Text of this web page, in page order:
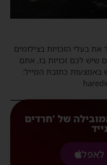
בעלי הזכויות בצילומים
שיש לכם זכויות בו, אתם
באמצעות כתובת המייל:
של 'חרדים
לאפל